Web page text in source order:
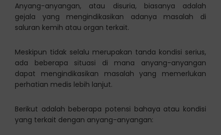
Anyang-anyangan, atau disuria, biasanya adalah
gejala yang mengindikasikan adanya masalah di
saluran kemih atau organ terkait.
Meskipun tidak selalu merupakan tanda kondisi serius,
ada beberapa situasi di mana anyang-anyangan
dapat mengindikasikan masalah yang memerlukan
perhatian medis lebih lanjut.
Berikut adalah beberapa potensi bahaya atau kondisi
yang terkait dengan anyang-anyangan: